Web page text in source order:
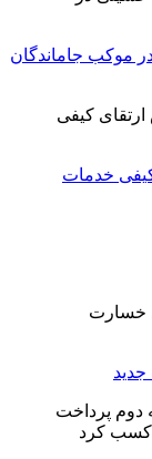
موکب جاماندگان
خدمات